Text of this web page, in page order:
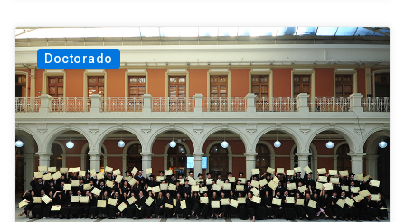
Doctorado